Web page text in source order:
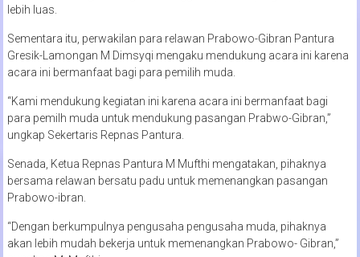
lebih luas.
Sementara itu, perwakilan para relawan Prabowo-Gibran Pantura
Gresik-Lamongan M Dimsyqi mengaku mendukung acara ini karena
acara ini bermanfaat bagi para pemilih muda.
“Kami mendukung kegiatan ini karena acara ini bermanfaat bagi
para pemilh muda untuk mendukung pasangan Prabwo-Gibran,”
ungkap Sekertaris Repnas Pantura.
Senada, Ketua Repnas Pantura M Mufthi mengatakan, pihaknya
bersama relawan bersatu padu untuk memenangkan pasangan
Prabowo-ibran.
“Dengan berkumpulnya pengusaha pengusaha muda, pihaknya
akan lebih mudah bekerja untuk memenangkan Prabowo- Gibran,”